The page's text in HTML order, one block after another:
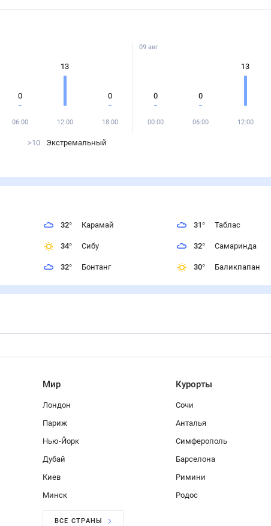
0
06:00
13
12:00
0
18:00
09 авг
0
00:00
0
06:00
13
12:00
>10 Экстремальный
32° Карамай
34° Сибу
32° Бонтанг
31° Таблас
32° Самаринда
30° Баликпапан
Мир
Лондон
Париж
Нью-Йорк
Дубай
Киев
Минск
Курорты
Сочи
Анталья
Симферополь
Барселона
Римини
Родос
ВСЕ СТРАНЫ